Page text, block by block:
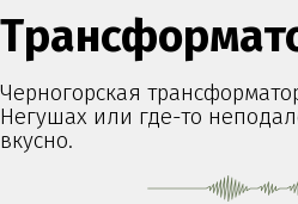
Черногорская
Негушах или где-то
вкусно.